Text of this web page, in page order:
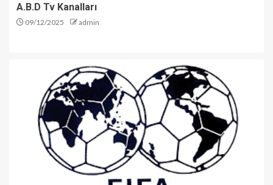
A.B.D Tv Kanalları
09/12/2025 admin